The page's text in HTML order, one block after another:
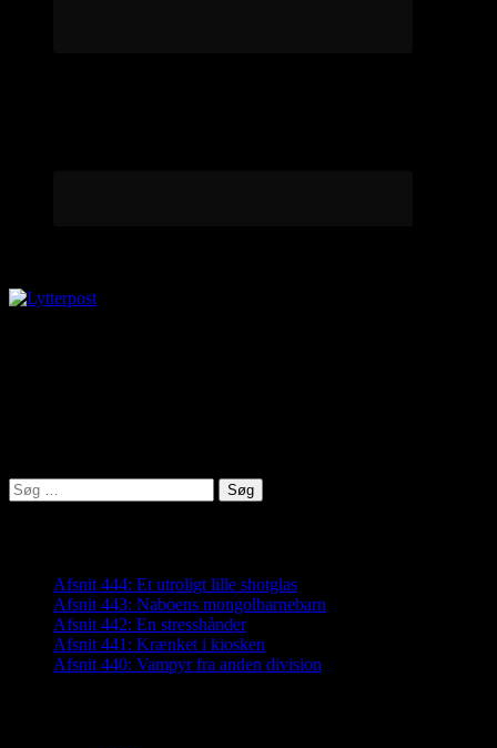
Søg
efter:
Afsnit 444: Et utroligt lille shotglas
Afsnit 443: Naboens mongolbarnebarn
Afsnit 442: En stresshånder
Afsnit 441: Krænket i kiosken
Afsnit 440: Vampyr fra anden division